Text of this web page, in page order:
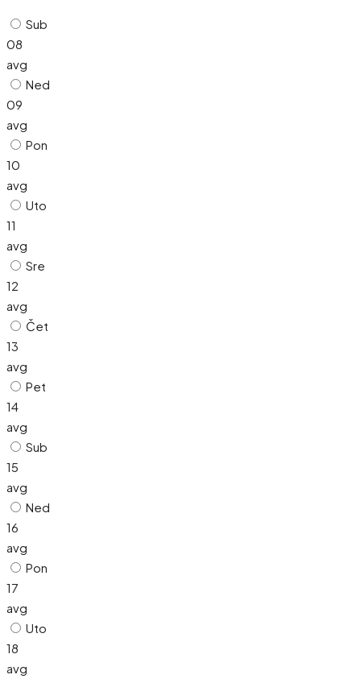
Sub
08
avg
Ned
09
avg
Pon
10
avg
Uto
11
avg
Sre
12
avg
Čet
13
avg
Pet
14
avg
Sub
15
avg
Ned
16
avg
Pon
17
avg
Uto
18
avg